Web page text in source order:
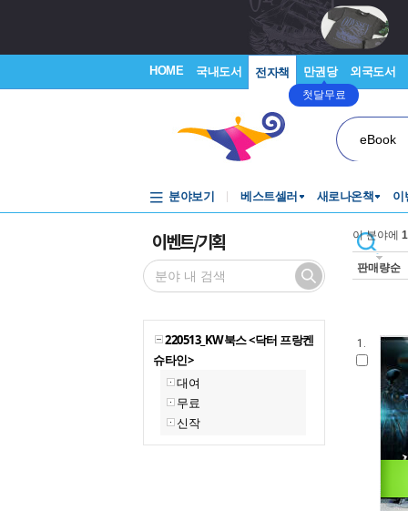
HOME 국내도서 전자책 만권당
첫달무료
외국도서
eBook
분야보기 베스트셀러 새로나온책 이
이벤트/기획
220513_KW북스 <닥터 프랑켄
슈타인>
대여
무료
신작
이 분야에
판매량순
1.